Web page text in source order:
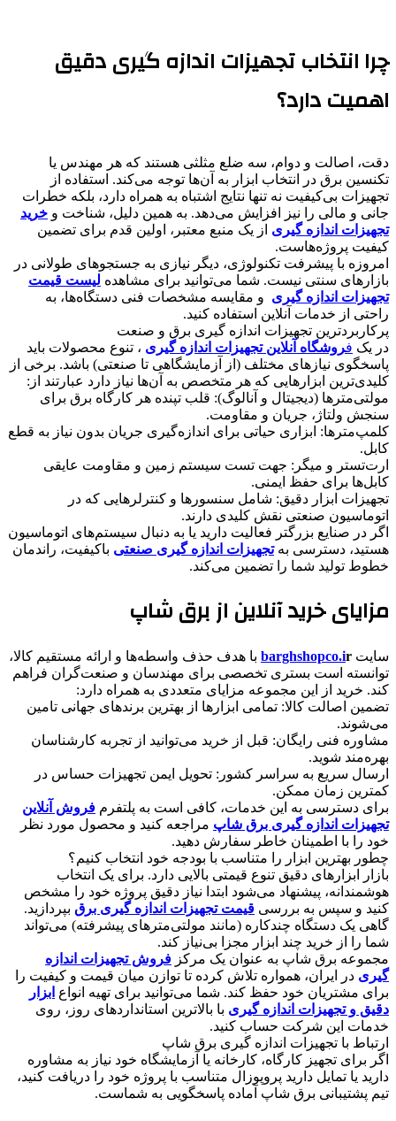
​چرا انتخاب تجهیزات اندازه گیری دقیق
اهمیت دارد؟
​دقت، اصالت و دوام، سه ضلع مثلثی هستند که هر مهندس یا
تکنسین برق در انتخاب ابزار به آن‌ها توجه می‌کند. استفاده از
تجهیزات بی‌کیفیت نه تنها نتایج اشتباه به همراه دارد، بلکه خطرات
جانی و مالی را نیز افزایش می‌دهد. به همین دلیل، شناخت و خرید
تجهیزات اندازه گیری از یک منبع معتبر، اولین قدم برای تضمین
کیفیت پروژه‌هاست.
​امروزه با پیشرفت تکنولوژی، دیگر نیازی به جستجوهای طولانی در
بازارهای سنتی نیست. شما می‌توانید برای مشاهده لیست قیمت
تجهیزات اندازه گیری و مقایسه مشخصات فنی دستگاه‌ها، به
راحتی از خدمات آنلاین استفاده کنید.
​پرکاربردترین تجهیزات اندازه گیری برق و صنعت
​در یک فروشگاه آنلاین تجهیزات اندازه گیری ، تنوع محصولات باید
پاسخگوی نیازهای مختلف (از آزمایشگاهی تا صنعتی) باشد. برخی از
کلیدی‌ترین ابزارهایی که هر متخصص به آن‌ها نیاز دارد عبارتند از:
​مولتی‌مترها (دیجیتال و آنالوگ): قلب تپنده هر کارگاه برق برای
سنجش ولتاژ، جریان و مقاومت.
​کلمپ‌مترها: ابزاری حیاتی برای اندازه‌گیری جریان بدون نیاز به قطع
کابل.
​ارت‌تستر و میگر: جهت تست سیستم زمین و مقاومت عایقی
کابل‌ها برای حفظ ایمنی.
​تجهیزات ابزار دقیق: شامل سنسورها و کنترلرهایی که در
اتوماسیون صنعتی نقش کلیدی دارند.
​اگر در صنایع بزرگتر فعالیت دارید یا به دنبال سیستم‌های اتوماسیون
هستید، دسترسی بهتجهیزات اندازه گیری صنعتی باکیفیت، راندمان
خطوط تولید شما را تضمین می‌کند.
​مزایای خرید آنلاین از برق شاپ
​سایت barghshopco.ir
با هدف حذف واسطه‌ها و ارائه مستقیم کالا،
توانسته است بستری تخصصی برای مهندسان و صنعت‌گران فراهم
کند. خرید از این مجموعه مزایای متعددی به همراه دارد:
​تضمین اصالت کالا: تمامی ابزارها از بهترین برندهای جهانی تامین
می‌شوند.
​مشاوره فنی رایگان: قبل از خرید می‌توانید از تجربه کارشناسان
بهره‌مند شوید.
​ارسال سریع به سراسر کشور: تحویل ایمن تجهیزات حساس در
کمترین زمان ممکن.
​برای دسترسی به این خدمات، کافی است به پلتفرم فروش آنلاین
تجهیزات اندازه گیری برق شاپ مراجعه کنید و محصول مورد نظر
خود را با اطمینان خاطر سفارش دهید.
​چطور بهترین ابزار را متناسب با بودجه خود انتخاب کنیم؟
​بازار ابزارهای دقیق تنوع قیمتی بالایی دارد. برای یک انتخاب
هوشمندانه، پیشنهاد می‌شود ابتدا نیاز دقیق پروژه خود را مشخص
کنید و سپس به بررسی قیمت تجهیزات اندازه گیری برق بپردازید.
گاهی یک دستگاه چندکاره (مانند مولتی‌مترهای پیشرفته) می‌تواند
شما را از خرید چند ابزار مجزا بی‌نیاز کند.
​مجموعه برق شاپ به عنوان یک مرکز فروش تجهیزات اندازه
گیری در ایران، همواره تلاش کرده تا توازن میان قیمت و کیفیت را
برای مشتریان خود حفظ کند. شما می‌توانید برای تهیه انواع ابزار
دقیق و تجهیزات اندازه گیری با بالاترین استانداردهای روز، روی
خدمات این شرکت حساب کنید.
​ارتباط با تجهیزات اندازه گیری برق شاپ
​اگر برای تجهیز کارگاه، کارخانه یا آزمایشگاه خود نیاز به مشاوره
دارید یا تمایل دارید پروپوزال متناسب با پروژه خود را دریافت کنید،
تیم پشتیبانی برق شاپ آماده پاسخگویی به شماست.